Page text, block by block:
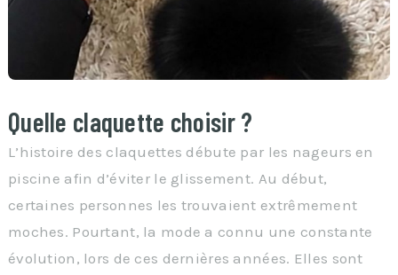
Quelle claquette choisir ?
L’histoire des claquettes débute par les nageurs en
piscine afin d’éviter le glissement. Au début,
certaines personnes les trouvaient extrêmement
moches. Pourtant, la mode a connu une constante
évolution, lors de ces dernières années. Elles sont